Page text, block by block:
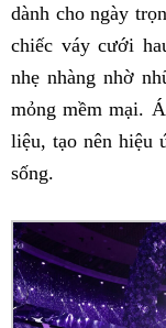
dành cho ngày
chiếc váy cưới
nhẹ nhàng nhờ
mỏng mềm mại.
liệu, tạo nên hiệu
sống.